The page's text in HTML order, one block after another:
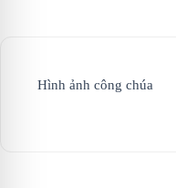
Hình ảnh công chúa